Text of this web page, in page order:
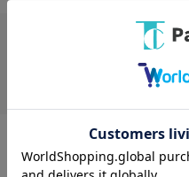
在庫があり
Type-C搭載のスマホなど端末
線防止仕様。